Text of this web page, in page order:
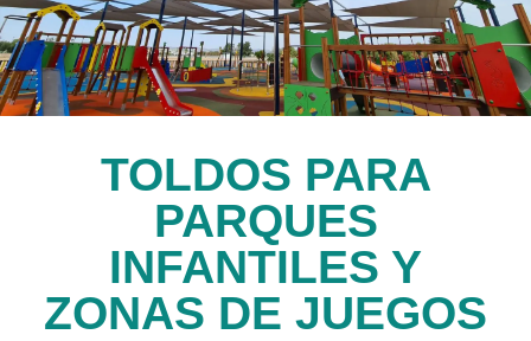
TOLDOS PARA
PARQUES
INFANTILES Y
ZONAS DE JUEGOS